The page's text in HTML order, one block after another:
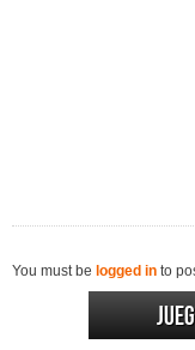
You must be logged in to